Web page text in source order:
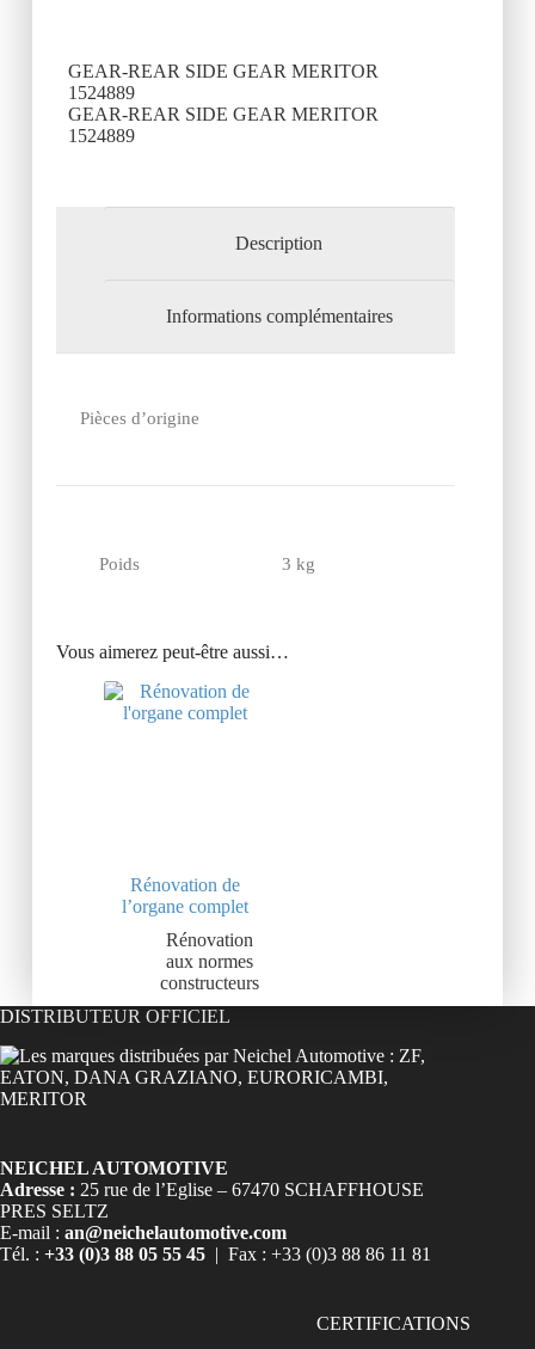
GEAR-REAR SIDE GEAR MERITOR
1524889
GEAR-REAR SIDE GEAR MERITOR
1524889
Description
Informations complémentaires
Pièces d’origine
Poids 3 kg
Vous aimerez peut-être aussi…
Rénovation de
l’organe complet
Rénovation
aux normes
constructeurs
DISTRIBUTEUR OFFICIEL
NEICHEL AUTOMOTIVE
Adresse : 25 rue de l’Eglise – 67470 SCHAFFHOUSE
PRES SELTZ
E-mail : an@neichelautomotive.com
Tél. : +33 (0)3 88 05 55 45 | Fax : +33 (0)3 88 86 11 81
CERTIFICATIONS